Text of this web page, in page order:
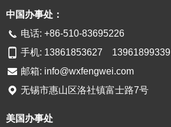
中国办事处：
电话: +86-510-83695226
手机: 13861853627 13961899339
邮箱: info@wxfengwei.com
无锡市惠山区洛社镇富士路7号
美国办事处